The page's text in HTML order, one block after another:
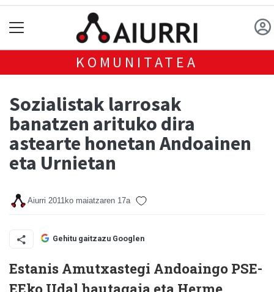
KOMUNITATEA
Sozialistak larrosak
banatzen arituko dira
astearte honetan Andoainen
eta Urnietan
Aiurri 2011ko maiatzaren 17a
Gehitu gaitzazu Googlen
Estanis Amutxastegi Andoaingo PSE-
EEko Udal hautagaia eta Herme